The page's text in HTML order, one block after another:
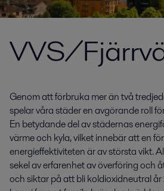
VVS/
Genom att förbruka mer än två
spelar våra städer en avgörande roll
En betydande del av städernas
värme och kyla, vilket innebär att en
energieffektiviteten är av största vikt.
sekel av erfarenhet av överföring och
och siktar på att bli koldioxidneutral